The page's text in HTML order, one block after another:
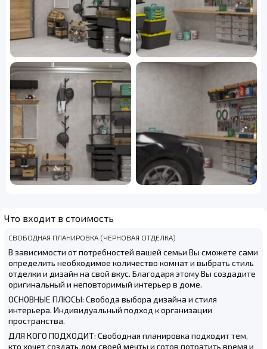
Что входит в стоимость
СВОБОДНАЯ ПЛАНИРОВКА (ЧЕРНОВАЯ ОТДЕЛКА)
В зависимости от потребностей вашей семьи Вы сможете сами
определить необходимое количество комнат и выбрать стиль
отделки и дизайн на свой вкус. Благодаря этому Вы создадите
оригинальный и неповторимый интерьер в доме.
ОСНОВНЫЕ ПЛЮСЫ: Свобода выбора дизайна и стиля
интерьера. Индивидуальный подход к организации
пространства.
ДЛЯ КОГО ПОДХОДИТ: Свободная планировка подходит тем,
кто хочет создать дом своей мечты и готов потратить время и